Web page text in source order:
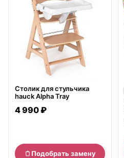
Столик для стульчика
hauck Alpha Tray
4 990 ₽
Подобрать замену